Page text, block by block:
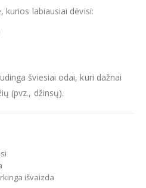
kurios labiausiai dėvisi:
šviesiai odai, kuri dažnai
(pvz., džinsų).
išvaizda